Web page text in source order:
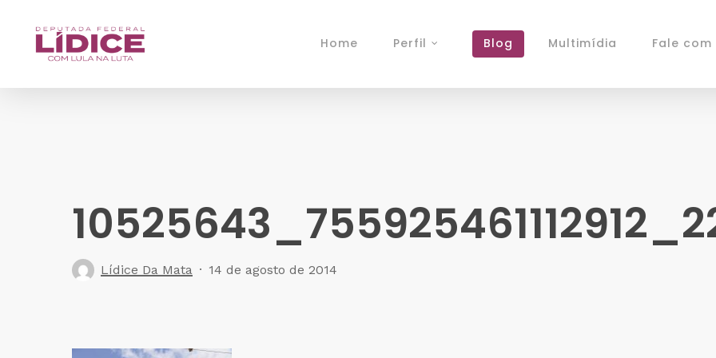
Home Perfil Blog Multimídia Fale com
Lídice Da Mata 14 de agosto de 2014